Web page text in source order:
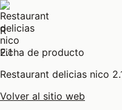
R
Ficha de producto
Restaurant delicias nico
Volver al sitio web